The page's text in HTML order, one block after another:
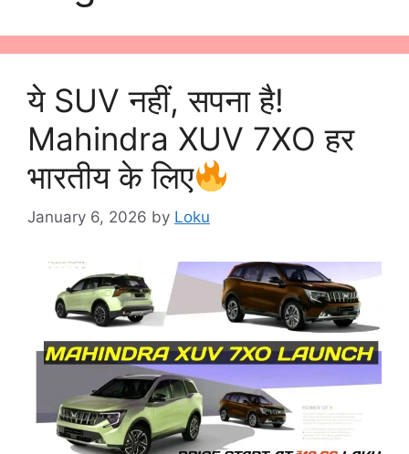
ये SUV नहीं, सपना है!
Mahindra XUV 7XO हर
भारतीय के लिए
January 6, 2026 by Loku